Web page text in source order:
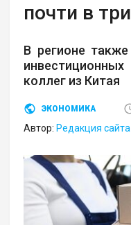
почти в
В регионе
коллег из Китая
ЭКОНОМИКА
Автор: Редакция